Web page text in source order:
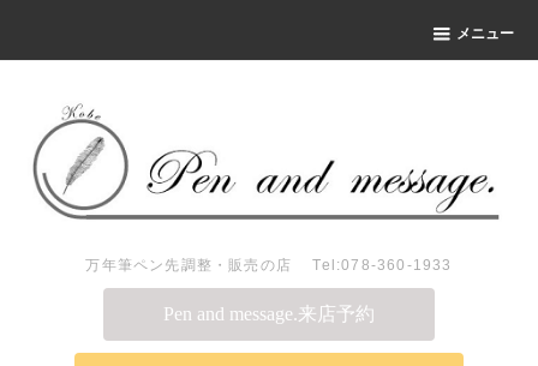
メニュー
万年筆ペン先調整・販売の店 Tel:078-360-1933
Pen and message.来店予約